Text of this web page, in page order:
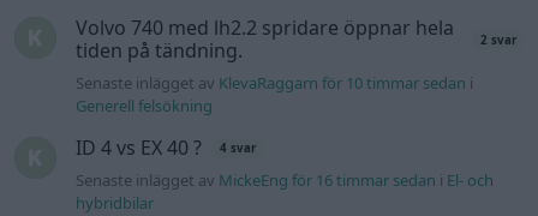
Volvo 740 med lh2.2 spridare öppnar hela
tiden på tändning.
2 svar
Senaste inlägget av KlevaRaggarn för 10 timmar sedan i
Generell felsökning
ID 4 vs EX 40 ? 4 svar
Senaste inlägget av MickeEng för 16 timmar sedan i El- och
hybridbilar